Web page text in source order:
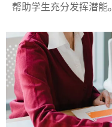
帮助学生充分发挥潜能。